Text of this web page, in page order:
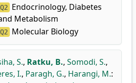
Q2 Endocrinology, Diabetes
Metabolism
Q2 Molecular Biology
S., Ratku, B., Somodi, S.,
I., Paragh, G., Harangi, M.: